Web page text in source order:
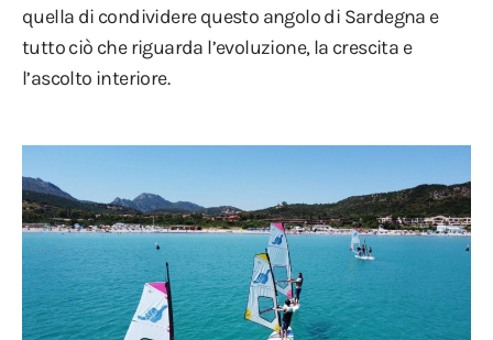
quella di condividere questo angolo di Sardegna e
tutto ciò che riguarda l’evoluzione, la crescita e
l’ascolto interiore.